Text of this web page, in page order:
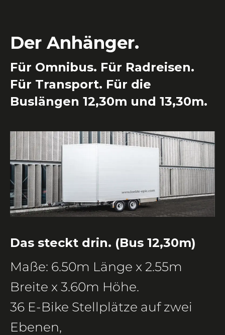
Der Anhänger.
Für Omnibus. Für Radreisen.
Für Transport. Für die
Buslängen 12,30m und 13,30m.
Das steckt drin. (Bus 12,30m)
Maße: 6.50m Länge x 2.55m
Breite x 3.60m Höhe.
36 E-Bike Stellplätze auf zwei
Ebenen,